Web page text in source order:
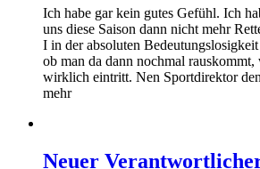
Ich habe gar kein gutes Gefühl. Ich
uns diese Saison dann nicht mehr
I in der absoluten
ob man da dann nochmal
wirklich eintritt. Nen Sportdirektor
mehr
Neuer